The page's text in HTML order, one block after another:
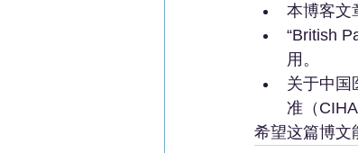
本博客文
“British
用。
关于中国
准（
希望这篇博文